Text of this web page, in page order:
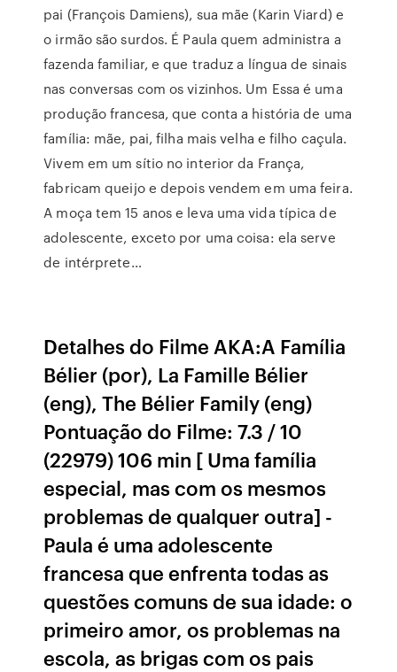
pai (François Damiens), sua mãe (Karin Viard) e
o irmão são surdos. É Paula quem administra a
fazenda familiar, e que traduz a língua de sinais
nas conversas com os vizinhos. Um Essa é uma
produção francesa, que conta a história de uma
família: mãe, pai, filha mais velha e filho caçula.
Vivem em um sítio no interior da França,
fabricam queijo e depois vendem em uma feira.
A moça tem 15 anos e leva uma vida típica de
adolescente, exceto por uma coisa: ela serve
de intérprete…
Detalhes do Filme AKA:A Família
Bélier (por), La Famille Bélier
(eng), The Bélier Family (eng)
Pontuação do Filme: 7.3 / 10
(22979) 106 min [ Uma família
especial, mas com os mesmos
problemas de qualquer outra] -
Paula é uma adolescente
francesa que enfrenta todas as
questões comuns de sua idade: o
primeiro amor, os problemas na
escola, as brigas com os pais